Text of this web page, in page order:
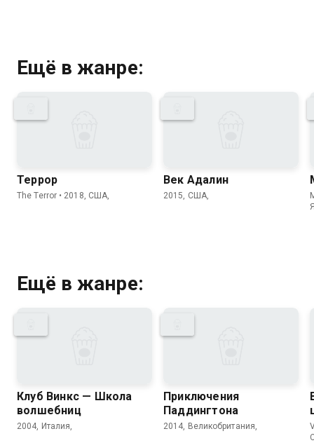
Ещё в жанре:
Террор
The Terror • 2018, США,
Век Адалин
2015, США,
Ещё в жанре:
Клуб Винкс — Школа
волшебниц
2004, Италия,
Приключения
Паддингтона
2014, Великобритания,